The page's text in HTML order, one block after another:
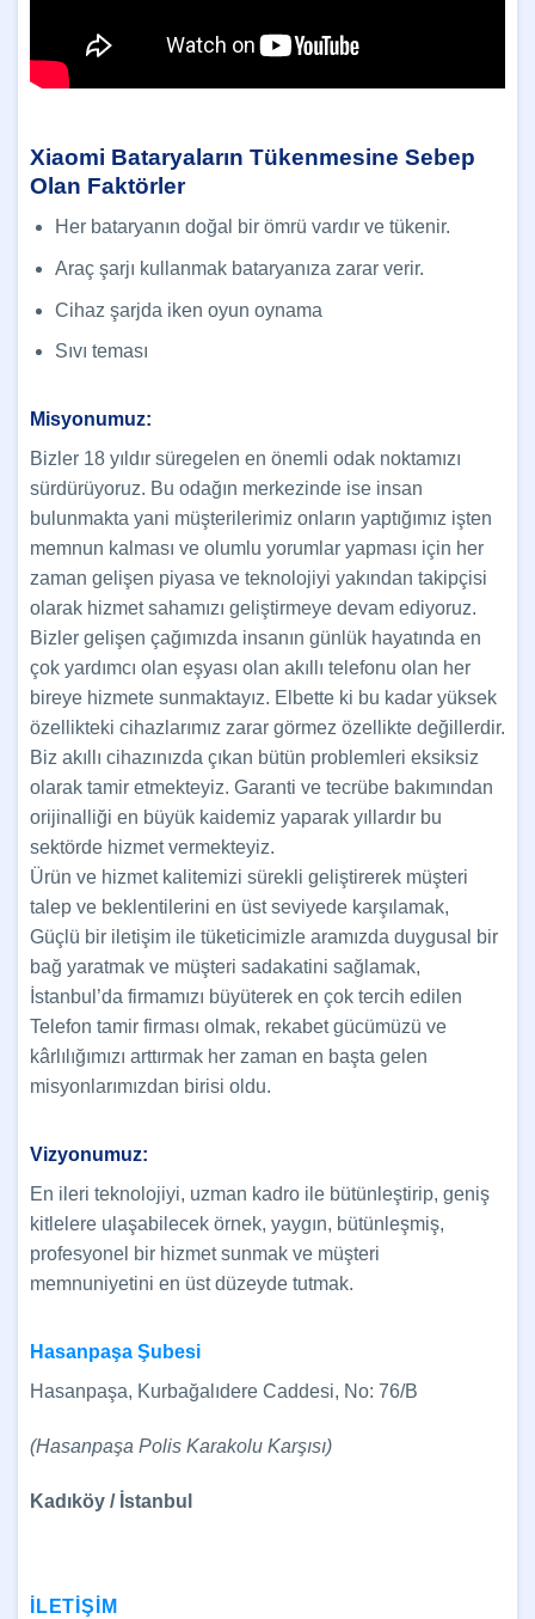
Xiaomi Bataryaların Tükenmesine Sebep
Olan Faktörler
Her bataryanın doğal bir ömrü vardır ve tükenir.
Araç şarjı kullanmak bataryanıza zarar verir.
Cihaz şarjda iken oyun oynama
Sıvı teması
Misyonumuz:
Bizler 18 yıldır süregelen en önemli odak noktamızı
sürdürüyoruz. Bu odağın merkezinde ise insan
bulunmakta yani müşterilerimiz onların yaptığımız işten
memnun kalması ve olumlu yorumlar yapması için her
zaman gelişen piyasa ve teknolojiyi yakından takipçisi
olarak hizmet sahamızı geliştirmeye devam ediyoruz.
Bizler gelişen çağımızda insanın günlük hayatında en
çok yardımcı olan eşyası olan akıllı telefonu olan her
bireye hizmete sunmaktayız. Elbette ki bu kadar yüksek
özellikteki cihazlarımız zarar görmez özellikte değillerdir.
Biz akıllı cihazınızda çıkan bütün problemleri eksiksiz
olarak tamir etmekteyiz. Garanti ve tecrübe bakımından
orijinalliği en büyük kaidemiz yaparak yıllardır bu
sektörde hizmet vermekteyiz.
Ürün ve hizmet kalitemizi sürekli geliştirerek müşteri
talep ve beklentilerini en üst seviyede karşılamak,
Güçlü bir iletişim ile tüketicimizle aramızda duygusal bir
bağ yaratmak ve müşteri sadakatini sağlamak,
İstanbul’da firmamızı büyüterek en çok tercih edilen
Telefon tamir firması olmak, rekabet gücümüzü ve
kârlılığımızı arttırmak her zaman en başta gelen
misyonlarımızdan birisi oldu.
Vizyonumuz:
En ileri teknolojiyi, uzman kadro ile bütünleştirip, geniş
kitlelere ulaşabilecek örnek, yaygın, bütünleşmiş,
profesyonel bir hizmet sunmak ve müşteri
memnuniyetini en üst düzeyde tutmak.
Hasanpaşa Şubesi
Hasanpaşa, Kurbağalıdere Caddesi, No: 76/B
(Hasanpaşa Polis Karakolu Karşısı)
Kadıköy / İstanbul
İLETİŞİM